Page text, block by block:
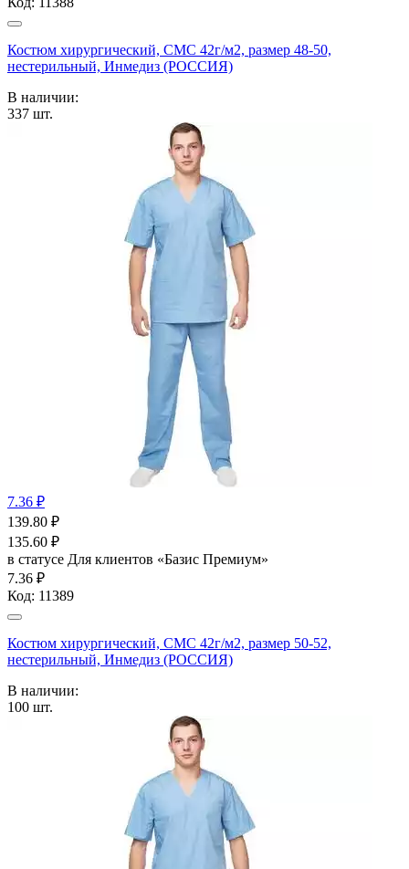
Костюм хирургический, СМС 42г/м2, размер 48-50,
нестерильный, Инмедиз (РОССИЯ)
В наличии:
337 шт.
7.36 ₽
139.80 ₽
135.60 ₽
в статусе Для клиентов «Базис Премиум»
7.36 ₽
Код: 11389
Костюм хирургический, СМС 42г/м2, размер 50-52,
нестерильный, Инмедиз (РОССИЯ)
В наличии:
100 шт.